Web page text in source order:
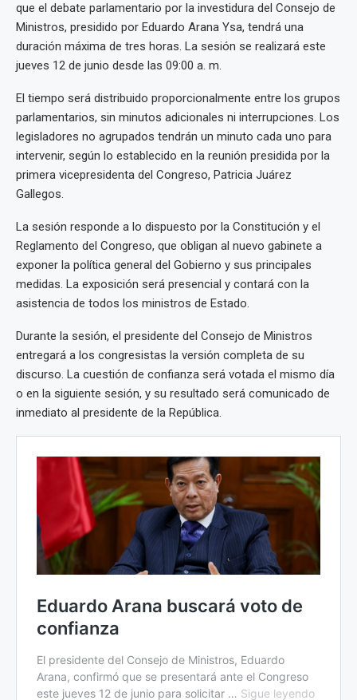
que el debate parlamentario por la investidura del Consejo de
Ministros, presidido por Eduardo Arana Ysa, tendrá una
duración máxima de tres horas. La sesión se realizará este
jueves 12 de junio desde las 09:00 a. m.
El tiempo será distribuido proporcionalmente entre los grupos
parlamentarios, sin minutos adicionales ni interrupciones. Los
legisladores no agrupados tendrán un minuto cada uno para
intervenir, según lo establecido en la reunión presidida por la
primera vicepresidenta del Congreso, Patricia Juárez
Gallegos.
La sesión responde a lo dispuesto por la Constitución y el
Reglamento del Congreso, que obligan al nuevo gabinete a
exponer la política general del Gobierno y sus principales
medidas. La exposición será presencial y contará con la
asistencia de todos los ministros de Estado.
Durante la sesión, el presidente del Consejo de Ministros
entregará a los congresistas la versión completa de su
discurso. La cuestión de confianza será votada el mismo día
o en la siguiente sesión, y su resultado será comunicado de
inmediato al presidente de la República.